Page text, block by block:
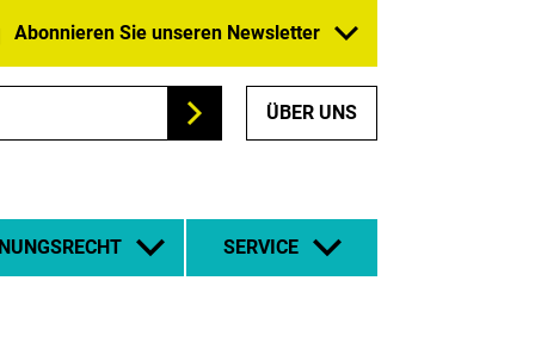
Abonnieren Sie unseren Newsletter
Suchen
ÜBER UNS
SERVICE